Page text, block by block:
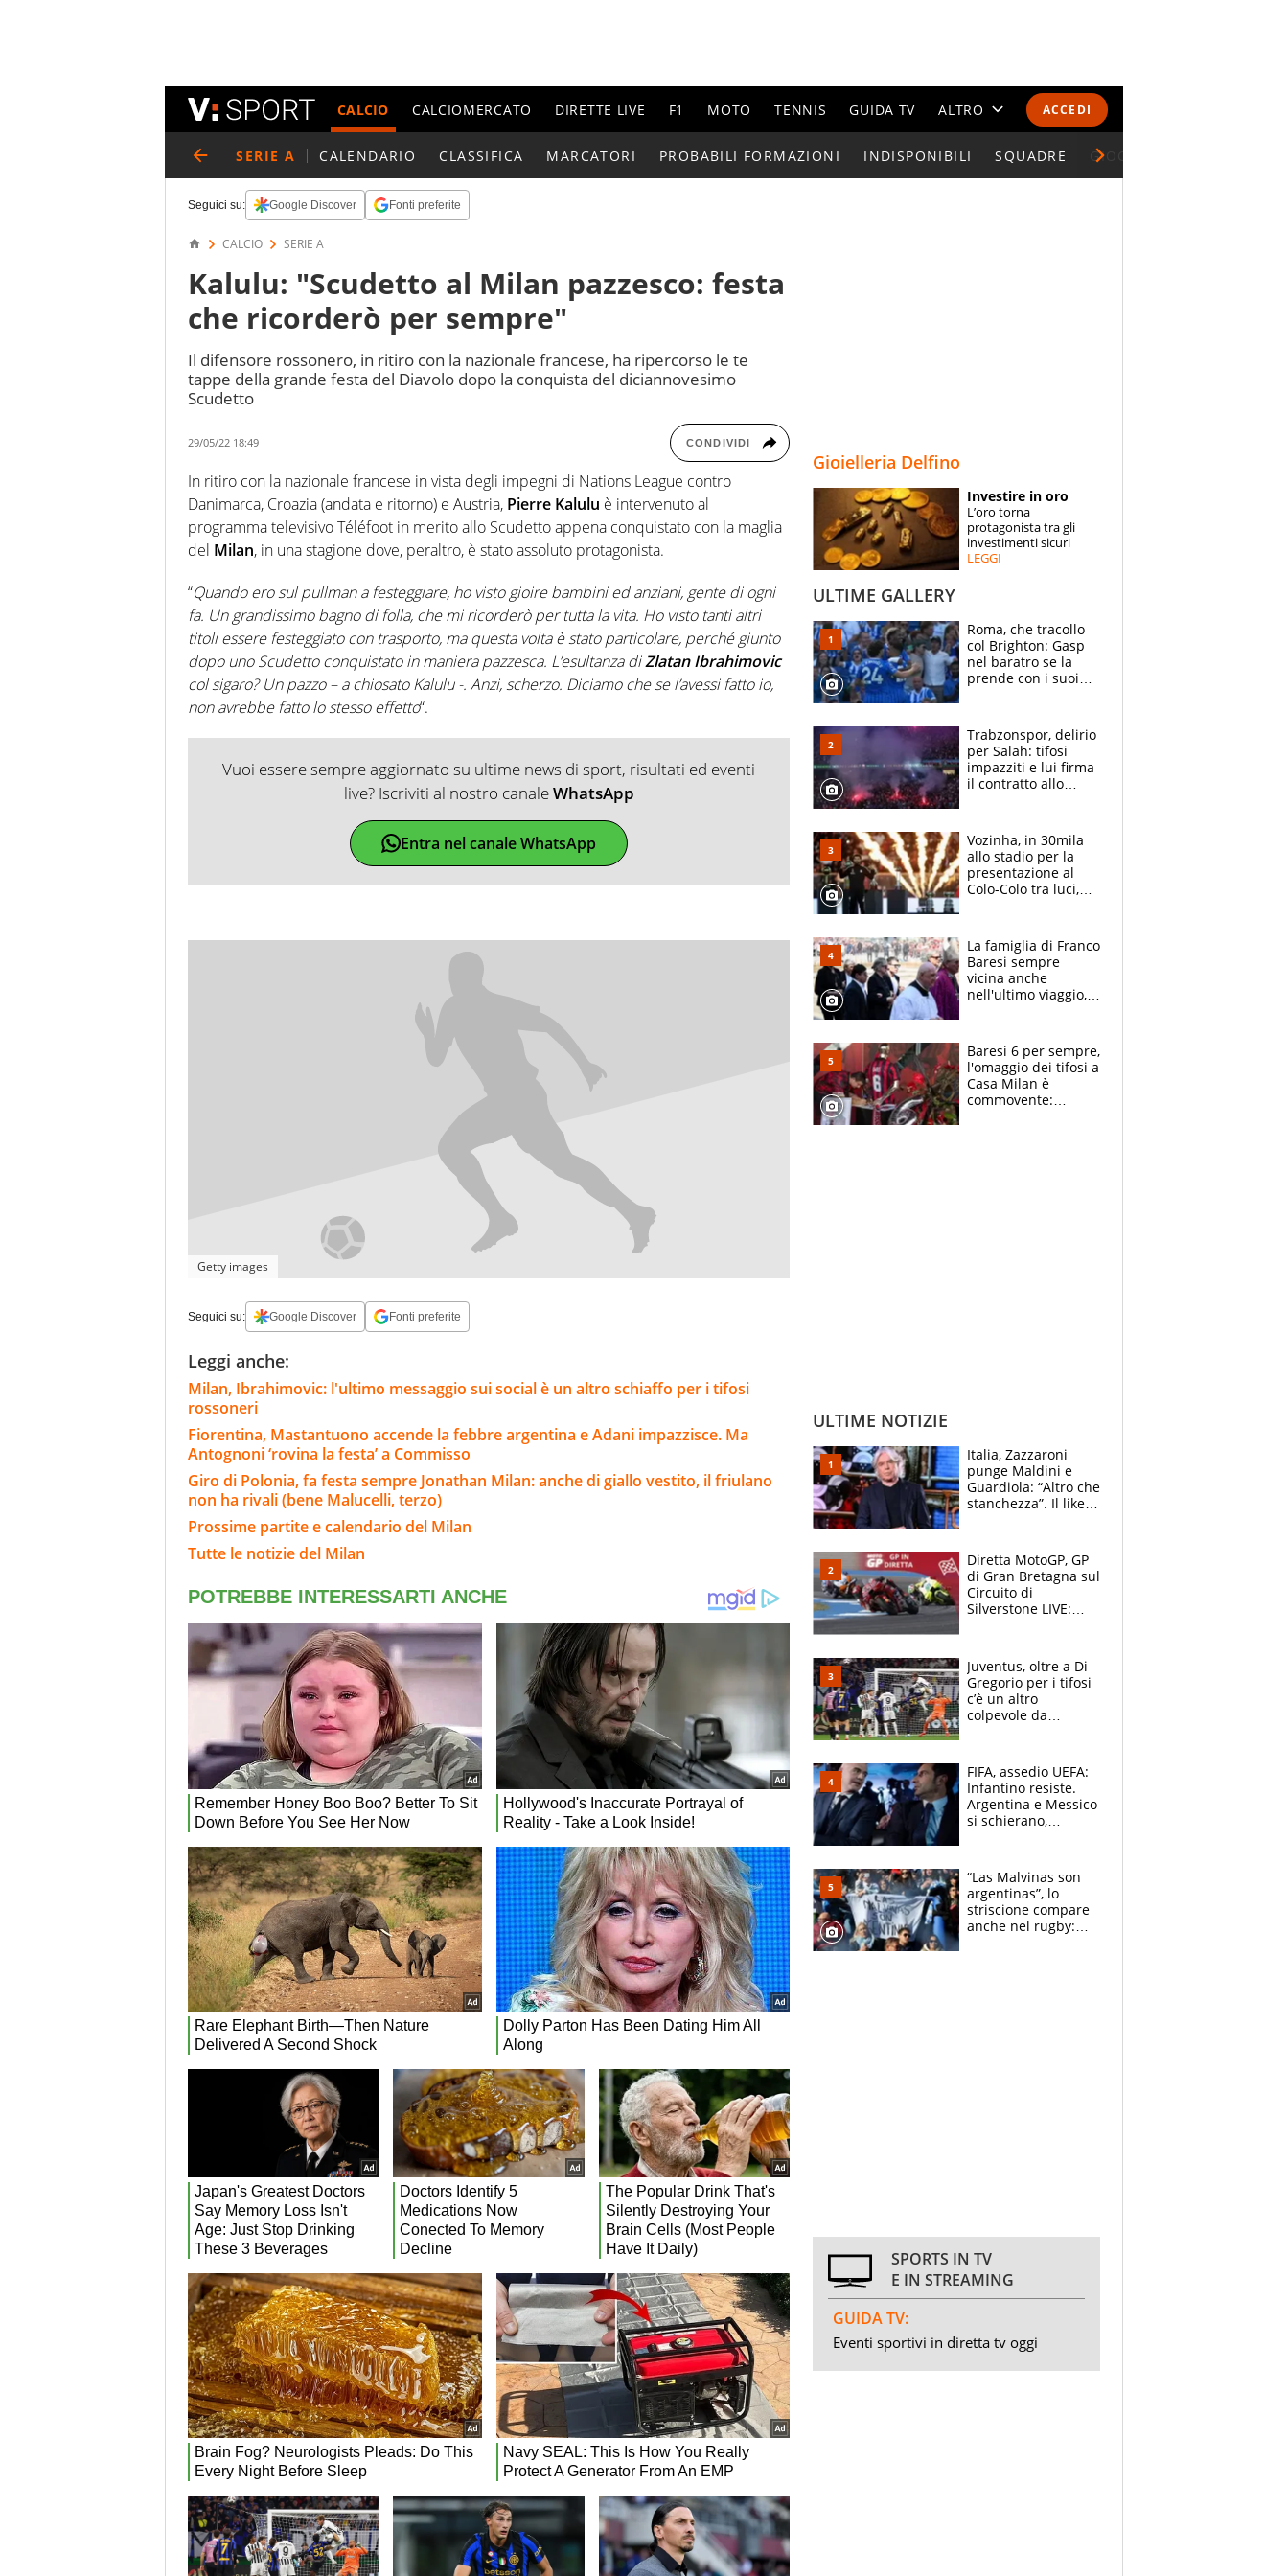
ACCEDI
CALCIO CALCIOMERCATO DIRETTE LIVE F1 MOTO TENNIS GUIDA TV ALTRO
CALENDARI E CLASSIFICHE
ESPERTI
CONTATTI
SERIE A CALENDARIO CLASSIFICA MARCATORI PROBABILI FORMAZIONI INDISPONIBILI SQUADRE GIOCATORI SERIE A
Seguici su: Google Discover Fonti preferite
CALCIO SERIE A
Kalulu: "Scudetto al Milan pazzesco: festa
che ricorderò per sempre"
Il difensore rossonero, in ritiro con la nazionale francese, ha ripercorso le te
tappe della grande festa del Diavolo dopo la conquista del diciannovesimo
Scudetto
29/05/22 18:49 CONDIVIDI
In ritiro con la nazionale francese in vista degli impegni di Nations League contro
Danimarca, Croazia (andata e ritorno) e Austria, Pierre Kalulu è intervenuto al
programma televisivo Téléfoot in merito allo Scudetto appena conquistato con la maglia
del Milan, in una stagione dove, peraltro, è stato assoluto protagonista.
“Quando ero sul pullman a festeggiare, ho visto gioire bambini ed anziani, gente di ogni
fa. Un grandissimo bagno di folla, che mi ricorderò per tutta la vita. Ho visto tanti altri
titoli essere festeggiato con trasporto, ma questa volta è stato particolare, perché giunto
dopo uno Scudetto conquistato in maniera pazzesca. L’esultanza diZlatan Ibrahimovic
col sigaro? Un pazzo – a chiosato Kalulu -. Anzi, scherzo. Diciamo che se l’avessi fatto io,
non avrebbe fatto lo stesso effetto“.
Vuoi essere sempre aggiornato su ultime news di sport, risultati ed eventi
live? Iscriviti al nostro canaleWhatsApp
Entra nel canale WhatsApp
Getty images
Seguici su: Google Discover Fonti preferite
Leggi anche:
Milan, Ibrahimovic: l'ultimo messaggio sui social è un altro schiaffo per i tifosi
rossoneri
Fiorentina, Mastantuono accende la febbre argentina e Adani impazzisce. Ma
Antognoni ‘rovina la festa’ a Commisso
Giro di Polonia, fa festa sempre Jonathan Milan: anche di giallo vestito, il friulano
non ha rivali (bene Malucelli, terzo)
Prossime partite e calendario del Milan
Tutte le notizie del Milan
Gioielleria Delfino
Investire in oro
L’oro torna
protagonista tra gli
investimenti sicuri
LEGGI
ULTIME GALLERY
Roma, che tracollo
col Brighton: Gasp
nel baratro se la
prende con i suoi
Trabzonspor, delirio
per Salah: tifosi
impazziti e lui firma
il contratto allo
Vozinha, in 30mila
allo stadio per la
presentazione al
Colo-Colo tra luci,
La famiglia di Franco
Baresi sempre
vicina anche
nell'ultimo viaggio,
circondati
dall'affetto dei tifosi
Baresi 6 per sempre,
l'omaggio dei tifosi a
Casa Milan è
commovente:
ULTIME NOTIZIE
Italia, Zazzaroni
punge Maldini e
Guardiola: “Altro che
stanchezza”. Il like
Diretta MotoGP, GP
di Gran Bretagna sul
Circuito di
Silverstone LIVE:
Ducati in affanno
Juventus, oltre a Di
Gregorio per i tifosi
c’è un altro
colpevole da
FIFA, assedio UEFA:
Infantino resiste.
Argentina e Messico
si schierano,
“Las Malvinas son
argentinas”, lo
striscione compare
anche nel rugby:
SPORTS IN TV
E IN STREAMING
GUIDA TV:
Eventi sportivi in diretta tv oggi